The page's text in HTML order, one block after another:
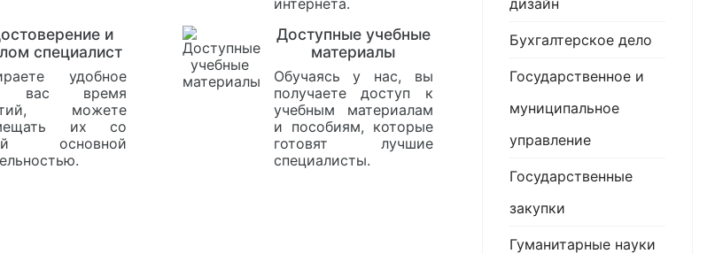
интернета.
и
специалист
удобное
вас время
можете
их со
основной
Доступные учебные
материалы
Обучаясь у нас, вы
получаете доступ к
учебным материалам
и пособиям, которые
готовят лучшие
специалисты.
дизайн
Бухгалтерское дело
Государственное и
муниципальное
управление
Государственные
закупки
Гуманитарные науки